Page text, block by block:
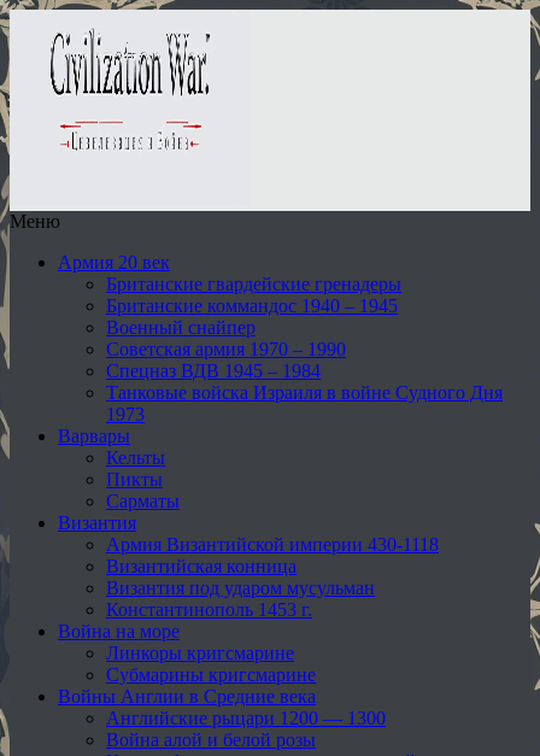
Меню
Армия 20 век
Британские гвардейские гренадеры
Британские коммандос 1940 – 1945
Военный снайпер
Советская армия 1970 – 1990
Спецназ ВДВ 1945 – 1984
Танковые войска Израиля в войне Судного Дня
1973
Варвары
Кельты
Пикты
Сарматы
Византия
Армия Византийской империи 430-1118
Византийская конница
Византия под ударом мусульман
Константинополь 1453 г.
Война на море
Линкоры кригсмарине
Субмарины кригсмарине
Войны Англии в Средние века
Английские рыцари 1200 — 1300
Война алой и белой розы